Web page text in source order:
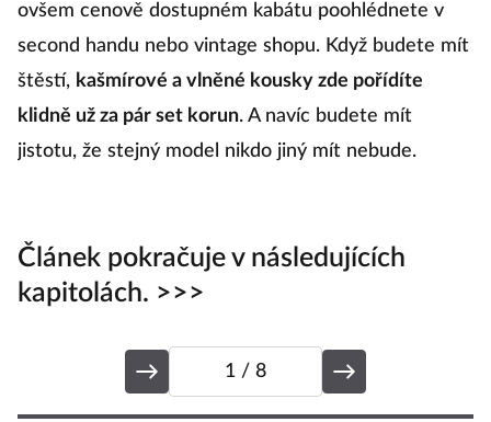
ovšem cenově dostupném kabátu poohlédnete v
second handu nebo vintage shopu. Když budete mít
štěstí, kašmírové a vlněné kousky zde pořídíte
klidně už za pár set korun. A navíc budete mít
jistotu, že stejný model nikdo jiný mít nebude.
Článek pokračuje v následujících
kapitolách. >>>
1 / 8